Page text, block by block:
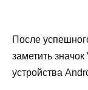
После
заметить
устройства